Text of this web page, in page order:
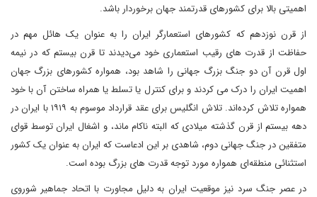
اهمیتی بالا برای کشورهای قدرتمند جهان برخوردار باشد.
از قرن نوزدهم که کشورهای استعمارگر ایران را به عنوان یک هائل مهم در
حفاظت از قدرت های رقیب استعماری خود می‌دیدند تا قرن بیستم که در نیمه
اول قرن آن دو جنگ بزرگ جهانی را شاهد بود، همواره کشورهای بزرگ جهان
اهمیت ایران را درک می کردند و برای کنترل یا تسلط یا همراه ساختن آن با خود
همواره تلاش کرده‌اند. تلاش انگلیس برای عقد قرارداد موسوم به ۱۹۱۹ با ایران در
دهه بیستم از قرن گذشته میلادی که البته ناکام ماند، و اشغال ایران توسط قوای
متفقین در جنگ جهانی دوم، شاهدی بر این ادعاست که ایران به عنوان یک کشور
استثنائی منطقه‌ای همواره مورد توجه قدرت های بزرگ بوده است.
در عصر جنگ سرد نیز موقعیت ایران به دلیل مجاورت با اتحاد جماهیر شوروی